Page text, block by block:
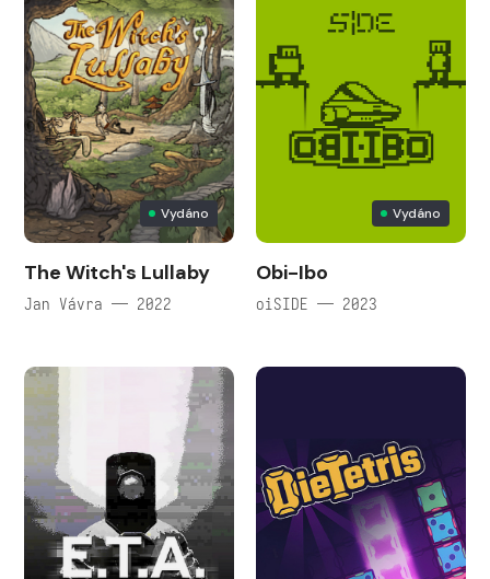
Vydáno
The Witch's Lullaby
Jan Vávra — 2022
Vydáno
Obi-Ibo
oiSIDE — 2023